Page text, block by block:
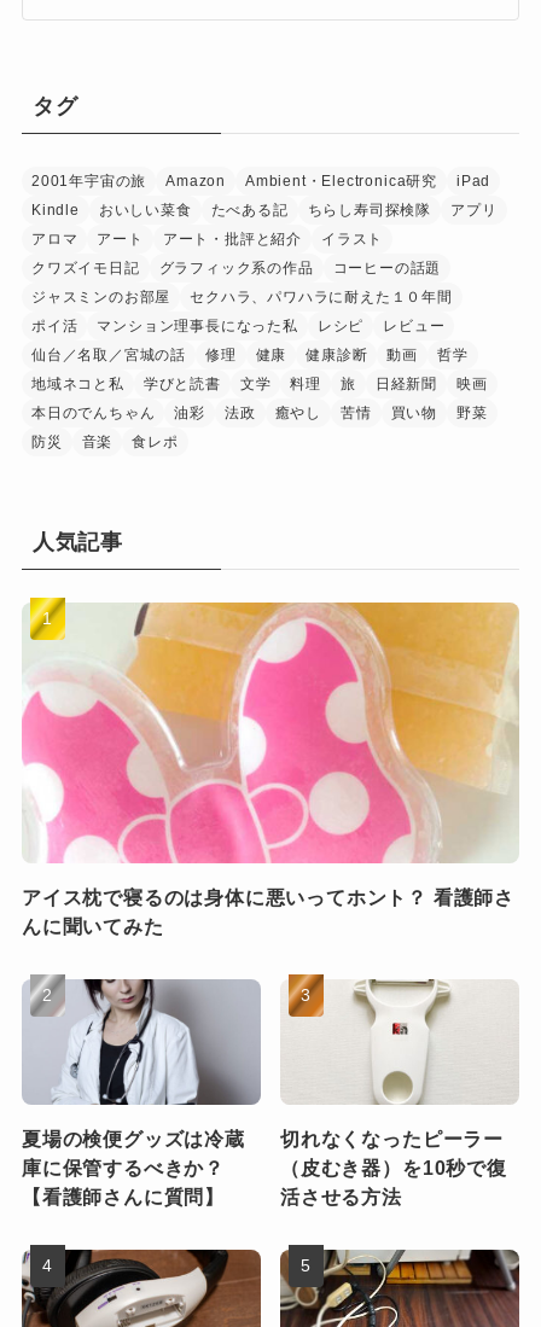
タグ
2001年宇宙の旅 Amazon Ambient・Electronica研究
iPad
Kindle
おいしい菜食 たべある記 ちらし寿司探検隊
アプリ
アロマ
アート アート・批評と紹介
イラスト
クワズイモ日記
グラフィック系の作品
コーヒーの話題
ジャスミンのお部屋
セクハラ、パワハラに耐えた１０年間
ポイ活
マンション理事長になった私 レシピ
レビュー
仙台／名取／宮城の話
修理 健康 健康診断 動画
哲学
地域ネコと私
学びと読書 文学 料理 旅 日経新聞
映画
本日のでんちゃん
油彩 法政 癒やし 苦情 買い物
野菜
防災
音楽 食レポ
人気記事
アイス枕で寝るのは身体に悪いってホント？ 看護師さ
んに聞いてみた
夏場の検便グッズは冷蔵
庫に保管するべきか？
【看護師さんに質問】
切れなくなったピーラー
（皮むき器）を10秒で復
活させる方法